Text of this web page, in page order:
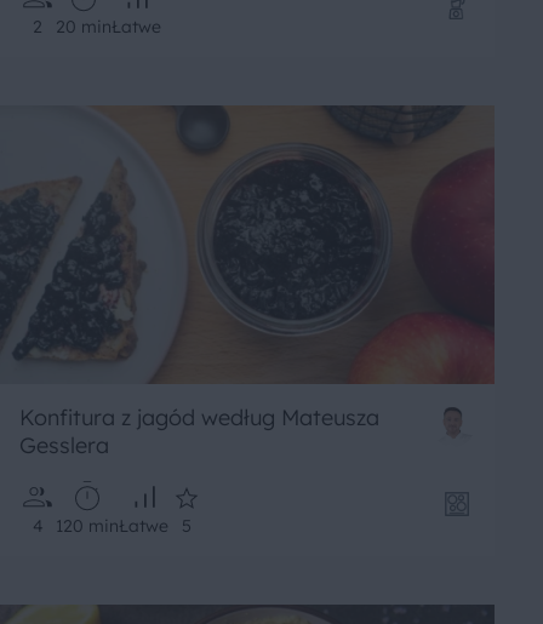
2 20 minŁatwe
Konfitura z jagód według Mateusza
Gesslera
4 120 minŁatwe 5